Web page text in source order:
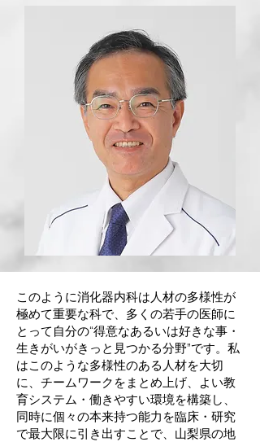
このように消化器内科は人材の多様性が
極めて重要な科で、多くの若手の医師に
とって自分の“得意なあるいは好きな事・
生きがいがきっと見つかる分野”です。私
はこのような多様性のある人材を大切
に、チームワークをまとめ上げ、よい教
育システム・働きやすい環境を構築し、
同時に個々の本来持つ能力を臨床・研究
で最大限に引き出すことで、山梨県の地